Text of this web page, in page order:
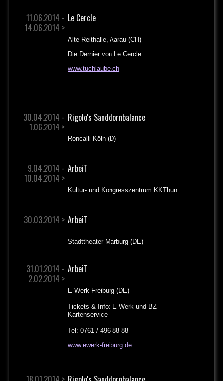
11.06.2014 -
14.06.2014 >
Le Cercle
Alte Reithalle, Aarau (CH)
Die Dernier von Le Cercle
www.tuchlaube.ch
30.04.2014 -
1.06.2014 >
Rigolo's Sanddornbalance
Roncalli Köln (D)
9.04.2014 -
10.04.2014 >
ArbeiT
Kultur- und Kongresszentrum KKThun
30.03.2014 > ArbeiT
Stadttheater Marburg (DE)
31.01.2014 -
2.02.2014 >
ArbeiT
E-Werk Freiburg (DE)
Tickets & Info: E-Werk und BZ-
Kartenservice
Tel: 0761 / 496 88 88
www.ewerk-freiburg.de